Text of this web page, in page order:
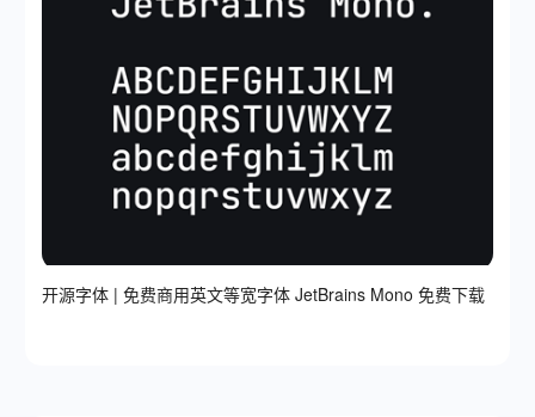
开源字体 | 免费商用英文等宽字体 JetBrains Mono 免费下载